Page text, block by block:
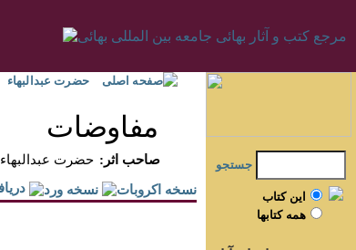
صفحه اصلی حضرت عبدالبهاء
مفاوضات
حضرت عبدالبهاء
:صاحب اثر
جستجو
اين کتاب
همه کتابها